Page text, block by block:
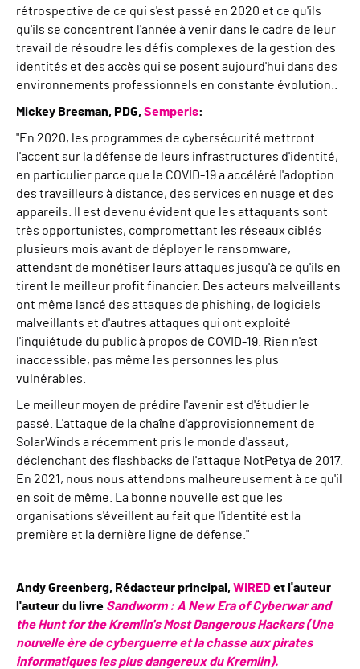
rétrospective de ce qui s'est passé en 2020 et ce qu'ils
qu'ils se concentrent l'année à venir dans le cadre de leur
travail de résoudre les défis complexes de la gestion des
identités et des accès qui se posent aujourd'hui dans des
environnements professionnels en constante évolution.
Mickey Bresman, PDG, Semperis:
"En 2020, les programmes de cybersécurité mettront
l'accent sur la défense de leurs infrastructures d'identité,
en particulier parce que le COVID-19 a accéléré l'adoption
des travailleurs à distance, des services en nuage et des
appareils. Il est devenu évident que les attaquants sont
très opportunistes, compromettant les réseaux ciblés
plusieurs mois avant de déployer le ransomware,
attendant de monétiser leurs attaques jusqu'à ce qu'ils en
tirent le meilleur profit financier. Des acteurs malveillants
ont même lancé des attaques de phishing, de logiciels
malveillants et d'autres attaques qui ont exploité
l'inquiétude du public à propos de COVID-19. Rien n'est
inaccessible, pas même les personnes les plus
vulnérables.
Le meilleur moyen de prédire l'avenir est d'étudier le
passé. L'attaque de la chaîne d'approvisionnement de
SolarWinds a récemment pris le monde d'assaut,
déclenchant des flashbacks de l'attaque NotPetya de 2017.
En 2021, nous nous attendons malheureusement à ce qu'il
en soit de même. La bonne nouvelle est que les
organisations s'éveillent au fait que l'identité est la
première et la dernière ligne de défense. "
Andy Greenberg, Rédacteur principal, WIREDet l'auteur
l'auteurdu livre Sandworm : A New Era of Cyberwar and
the Hunt for the Kremlin's Most Dangerous Hackers (Une
nouvelle ère de cyberguerre et la chasse aux pirates
informatiques les plus dangereux du Kremlin).